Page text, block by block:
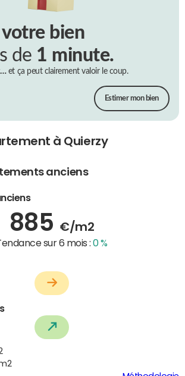
votre bien
de 1 minute.
et ça peut clairement valoir le coup.
Estimer mon bien
à Quierzy
anciens
885 €/m2
sur 6 mois :0 %